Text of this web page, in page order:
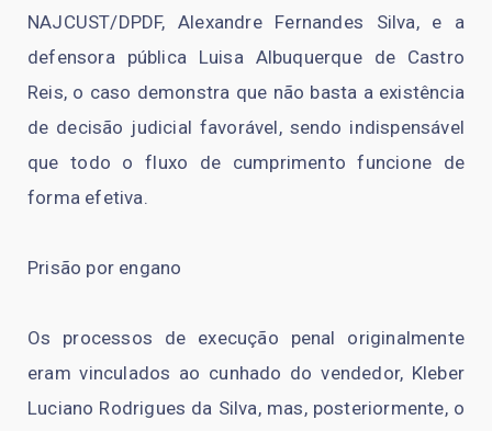
NAJCUST/DPDF, Alexandre Fernandes Silva, e a
defensora pública Luisa Albuquerque de Castro
Reis, o caso demonstra que não basta a existência
de decisão judicial favorável, sendo indispensável
que todo o fluxo de cumprimento funcione de
forma efetiva.
Prisão por engano
Os processos de execução penal originalmente
eram vinculados ao cunhado do vendedor, Kleber
Luciano Rodrigues da Silva, mas, posteriormente, o